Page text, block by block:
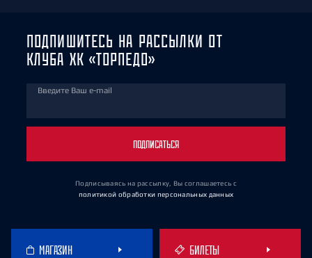
ПОДПИШИТЕСЬ НА РАССЫЛКИ ОТ
КЛУБА ХК «ТОРПЕДО»
Введите Ваш e-mail
ПОДПИСАТЬСЯ
Подписываясь на рассылку, Вы соглашаетесь с
политикой обработки персональных данных
МАГАЗИН БИЛЕТЫ